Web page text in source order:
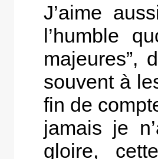
J’aime
l’humble
majeures”,
souvent à
fin de
jamais je
gloire,